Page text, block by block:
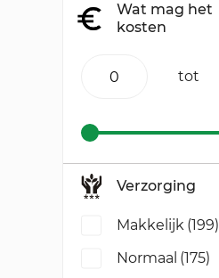
Wat mag het
kosten
tot
Verzorging
Makkelijk (199)
Normaal (175)